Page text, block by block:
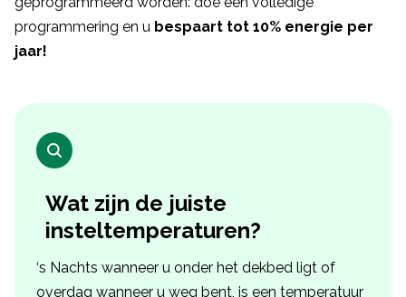
programmering en u bespaart tot 10% energie per
jaar!
Wat zijn de juiste
insteltemperaturen?
‘s Nachts wanneer u onder het dekbed ligt of
overdag wanneer u weg bent, is een temperatuur